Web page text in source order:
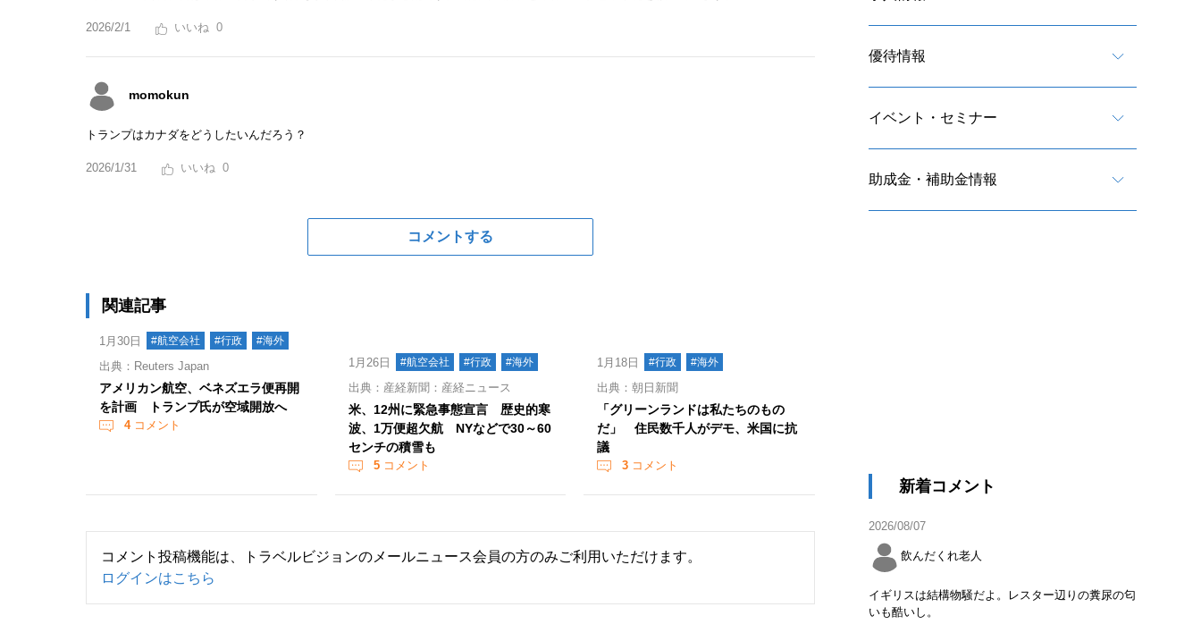
2026/2/1 0
momokun
トランプはカナダをどうしたいんだろう？
2026/1/31 0
コメントする
関連記事
1月30日 #航空会社 #行政 #海外
出典：Reuters Japan
アメリカン航空、ベネズエラ便再開
を計画 トランプ氏が空域開放へ
4コメント
1月26日 #航空会社 #行政 #海外
出典：産経新聞：産経ニュース
米、12州に緊急事態宣言 歴史的寒
波、1万便超欠航 NYなどで30～60
センチの積雪も
5コメント
1月18日 #行政 #海外
出典：朝日新聞
「グリーンランドは私たちのもの
だ」 住民数千人がデモ、米国に抗
議
3 コメント
コメント投稿機能は、トラベルビジョンのメールニュース会員の方のみご利用いただけます。
ログインはこちら
優待情報
イベント・セミナー
助成金・補助金情報
新着コメント
2026/08/07
飲んだくれ老人
イギリスは結構物騒だよ。レスター辺りの糞尿の匂
いも酷いし。